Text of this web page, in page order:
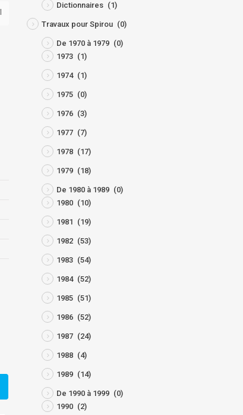
Dictionnaires (1)
Travaux pour Spirou (0)
De 1970 à 1979 (0)
1973 (1)
1974 (1)
1975 (0)
1976 (3)
1977 (7)
1978 (17)
1979 (18)
De 1980 à 1989 (0)
1980 (10)
1981 (19)
1982 (53)
1983 (54)
1984 (52)
1985 (51)
1986 (52)
1987 (24)
1988 (4)
1989 (14)
De 1990 à 1999 (0)
1990 (2)